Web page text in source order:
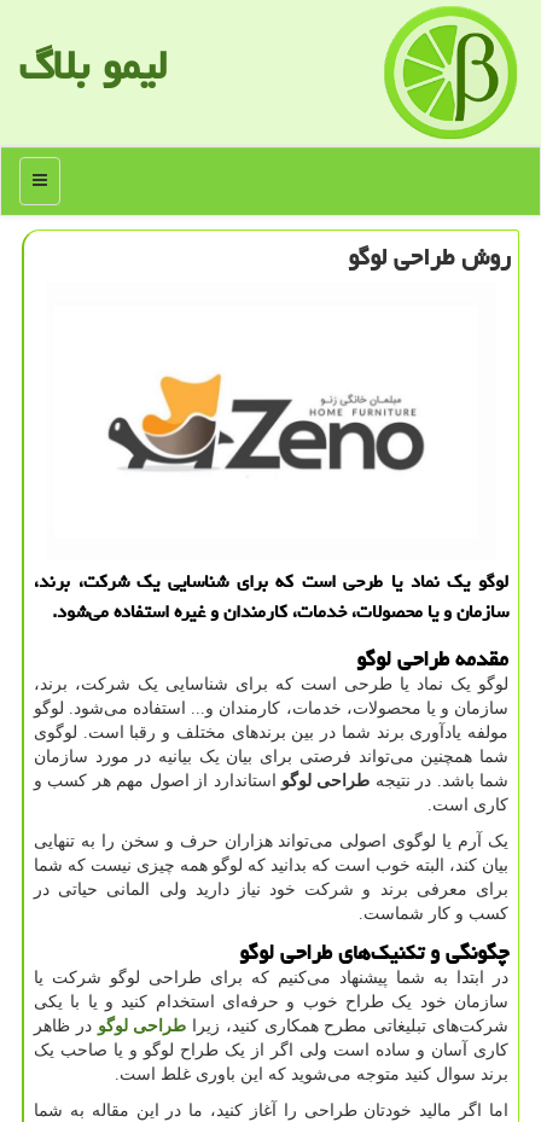
لیمو بلاگ
منو
روش طراحی لوگو
لوگو یك نماد یا طرحی است كه برای شناسایی یك شركت، برند،
سازمان و یا محصولات، خدمات، كارمندان و غیره استفاده می‌شود.
مقدمه طراحی لوگو
لوگو یک نماد یا طرحی است که برای شناسایی یک شرکت، برند،
سازمان و یا محصولات، خدمات، کارمندان و... استفاده می‌شود. لوگو
مولفه یادآوری برند شما در بین برندهای مختلف و رقبا است. لوگوی
شما همچنین می‌تواند فرصتی برای بیان یک بیانیه در مورد سازمان
شما باشد. در نتیجه طراحی لوگو استاندارد از اصول مهم هر کسب و
کاری است.
یک آرم یا لوگوی اصولی می‌تواند هزاران حرف و سخن را به تنهایی
بیان کند، البته خوب است که بدانید که لوگو همه چیزی نیست که شما
برای معرفی برند و شرکت خود نیاز دارید ولی المانی حیاتی در
کسب و کار شماست.
چگونگی و تکنیک‌های طراحی لوگو
در ابتدا به شما پیشنهاد می‌کنیم که برای طراحی لوگو شرکت یا
سازمان خود یک طراح خوب و حرفه‌ای استخدام کنید و یا با یکی
شرکت‌های تبلیغاتی مطرح همکاری کنید، زیرا طراحی لوگو در ظاهر
کاری آسان و ساده است ولی اگر از یک طراح لوگو و یا صاحب یک
برند سوال کنید متوجه می‌شوید که این باوری غلط است.
اما اگر مالید خودتان طراحی را آغاز کنید، ما در این مقاله به شما